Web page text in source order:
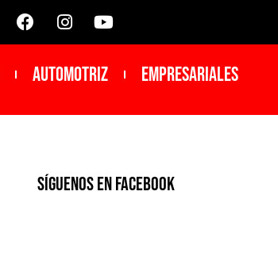
Automotriz Empresariales
SíGUENOS EN FACEBOOK